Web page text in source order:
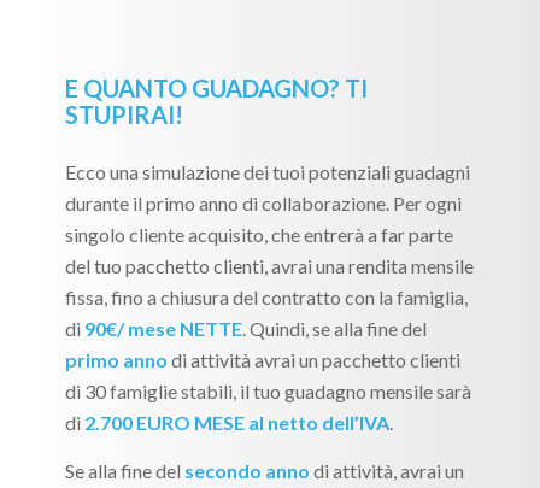
E QUANTO GUADAGNO? TI
STUPIRAI!
Ecco una simulazione dei tuoi potenziali guadagni
durante il primo anno di collaborazione. Per ogni
singolo cliente acquisito, che entrerà a far parte
del tuo pacchetto clienti, avrai una rendita mensile
fissa, fino a chiusura del contratto con la famiglia,
di 90€/ mese NETTE. Quindi, se alla fine del
primo anno di attività avrai un pacchetto clienti
di 30 famiglie stabili, il tuo guadagno mensile sarà
di 2.700 EURO MESE al netto dell’IVA.
Se alla fine del secondo anno di attività, avrai un